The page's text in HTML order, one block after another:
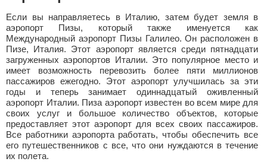
Если вы направляетесь в Италию, затем будет земля в
аэропорт Пизы, который также именуется как
Международный аэропорт Пизы Галилео. Он расположен в
Пизе, Италия. Этот аэропорт является среди пятнадцати
загруженных аэропортов Италии. Это популярное место и
имеет возможность перевозить более пяти миллионов
пассажиров ежегодно. Этот аэропорт улучшилась за эти
годы и теперь занимает одиннадцатый оживленный
аэропорт Италии. Пиза аэропорт известен во всем мире для
своих услуг и большое количество объектов, которые
предоставляет этот аэропорт для всех своих пассажиров.
Все работники аэропорта работать, чтобы обеспечить все
его путешественников с все, что они нуждаются в течение
их полета.